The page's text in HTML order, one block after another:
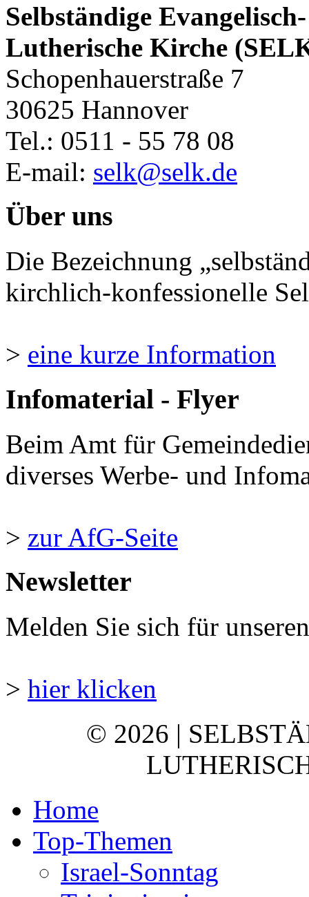
Selbständige Evangelisch-
Lutherische Kirche
Schopenhauerstraße 7
30625 Hannover
Tel.: 0511 - 55 78 08
E-mail: selk@selk.de
Über uns
Die Bezeichnung
kirchlich-konfessionelle
> eine kurze Information
Infomaterial - Flyer
Beim Amt für
diverses Werbe- und
> zur AfG-Seite
Newsletter
Melden Sie sich für
> hier klicken
© 2026 |
Home
Top-Themen
Israel-Sonntag